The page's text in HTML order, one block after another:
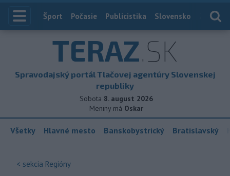
Index
Šport Počasie Publicistika Slovensko
TERAZ.SK
Spravodajský portál Tlačovej agentúry Slovenskej
republiky
Sobota 8. august 2026
Meniny má Oskar
Všetky Hlavné mesto Banskobystrický Bratislavský
< sekcia Regióny